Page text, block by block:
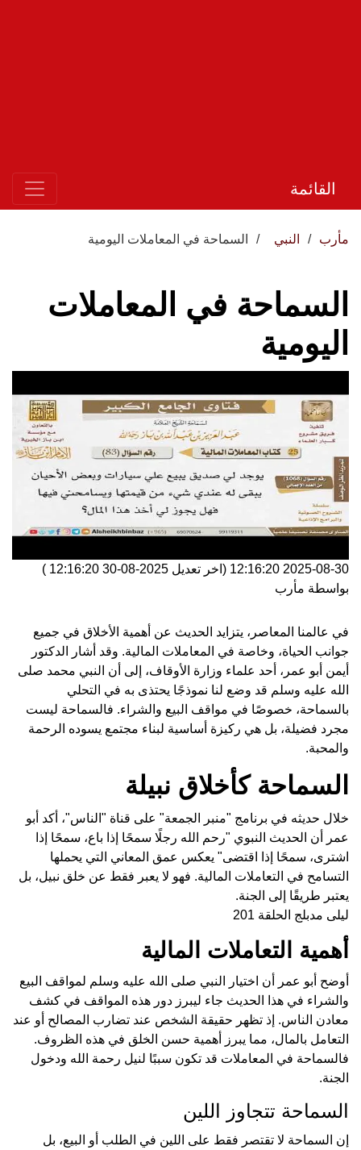
القائمة
مأرب النبي السماحة في المعاملات اليومية
السماحة في المعاملات
اليومية
2025-08-30 12:16:20 (اخر تعديل 2025-08-30 12:16:20
)
بواسطة مأرب
في عالمنا المعاصر، يتزايد الحديث عن أهمية الأخلاق في جميع
جوانب الحياة، وخاصة في المعاملات المالية. وقد أشار الدكتور
أيمن أبو عمر، أحد علماء وزارة الأوقاف، إلى أن النبي محمد صلى
الله عليه وسلم قد وضع لنا نموذجًا يحتذى به في التحلي
بالسماحة، خصوصًا في مواقف البيع والشراء. فالسماحة ليست
مجرد فضيلة، بل هي ركيزة أساسية لبناء مجتمع يسوده الرحمة
والمحبة.
السماحة كأخلاق نبيلة
خلال حديثه في برنامج "منبر الجمعة" على قناة "الناس"، أكد أبو
عمر أن الحديث النبوي "رحم الله رجلًا سمحًا إذا باع، سمحًا إذا
اشترى، سمحًا إذا اقتضى" يعكس عمق المعاني التي يحملها
التسامح في التعاملات المالية. فهو لا يعبر فقط عن خلق نبيل، بل
يعتبر طريقًا إلى الجنة.
ليلى مدبلج الحلقة 201
أهمية التعاملات المالية
أوضح أبو عمر أن اختيار النبي صلى الله عليه وسلم لمواقف البيع
والشراء في هذا الحديث جاء ليبرز دور هذه المواقف في كشف
معادن الناس. إذ تظهر حقيقة الشخص عند تضارب المصالح أو عند
التعامل بالمال، مما يبرز أهمية حسن الخلق في هذه الظروف.
فالسماحة في المعاملات قد تكون سببًا لنيل رحمة الله ودخول
الجنة.
السماحة تتجاوز اللين
إن السماحة لا تقتصر فقط على اللين في الطلب أو البيع، بل